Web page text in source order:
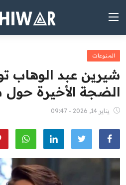
الصفحة الرئيسية
العراق
الشرق الأوسط
العالم
المقالات
المنوعات
شيرين عبد الوهاب
الضجة الأخيرة
يناير 14, 2026 - 09:47